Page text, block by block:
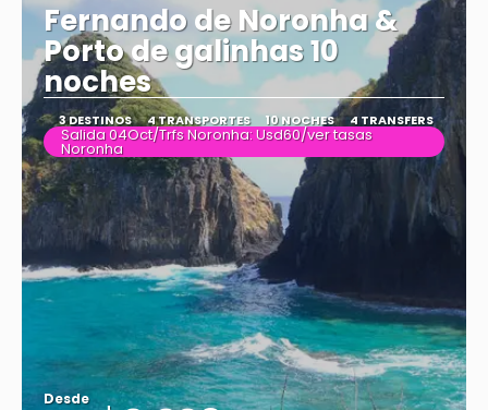
Fernando de Noronha &
Porto de galinhas 10
noches
3 DESTINOS 4 TRANSPORTES 10 NOCHES 4 TRANSFERS
Salida 04Oct/Trfs Noronha: Usd60/ver tasas
Noronha
Desde